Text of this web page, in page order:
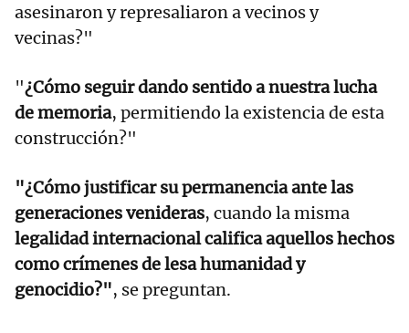
asesinaron y represaliaron a vecinos y
vecinas?"
"¿Cómo seguir dando sentido a nuestra lucha
de memoria, permitiendo la existencia de esta
construcción?"
"¿Cómo justificar su permanencia ante las
generaciones venideras, cuando la misma
legalidad internacional califica aquellos hechos
como crímenes de lesa humanidad y
genocidio?", se preguntan.